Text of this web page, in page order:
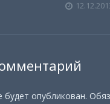
опубликован.